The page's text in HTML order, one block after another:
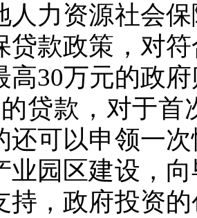
人力资源社会
贷款政策，对
高30万元的政
贷款，对于
还可以申领一
业园区建设，
持，政府投资